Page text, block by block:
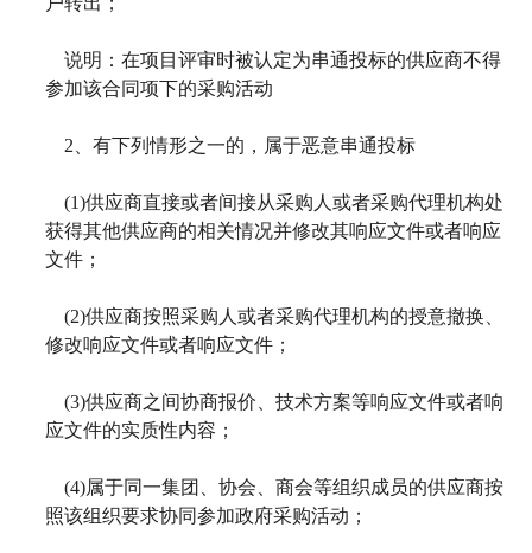
说明：在项目评审时被认定为串通投标的供应商不得
参加该合同项下的采购活动
2 、有下列情形之一的，属于恶意串通投标
(1)供应商直接或者间接从采购人或者采购代理机构处
获得其他供应商的相关情况并修改其响应文件或者响应
文件；
(2)供应商按照采购人或者采购代理机构的授意撤换、
修改响应文件或者响应文件；
(3)供应商之间协商报价、技术方案等响应文件或者响
应文件的实质性内容；
(4)属于同一集团、协会、商会等组织成员的供应商按
照该组织要求协同参加政府采购活动；